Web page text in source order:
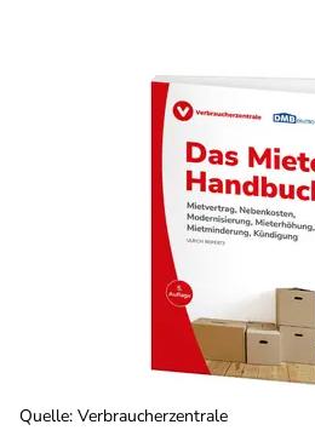
Quelle: Verbraucherzentrale